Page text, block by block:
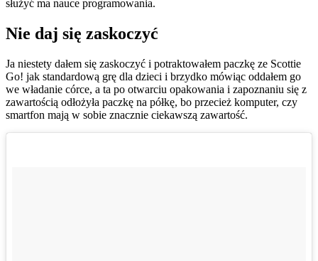
służyć ma nauce programowania.
Nie daj się zaskoczyć
Ja niestety dałem się zaskoczyć i potraktowałem paczkę ze Scottie
Go! jak standardową grę dla dzieci i brzydko mówiąc oddałem go
we władanie córce, a ta po otwarciu opakowania i zapoznaniu się z
zawartością odłożyła paczkę na półkę, bo przecież komputer, czy
smartfon mają w sobie znacznie ciekawszą zawartość.